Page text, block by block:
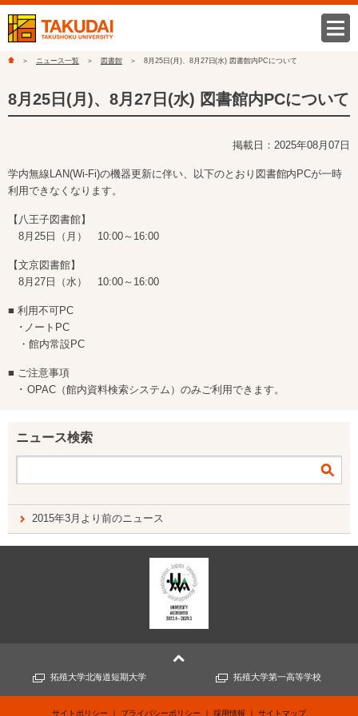
ニュース一覧 図書館 8月25日(月)、8月27日(水) 図書館内PCについて
8月25日(月)、8月27日(水) 図書館内PCについて
掲載日：2025年08月07日
学内無線LAN(Wi-Fi)の機器更新に伴い、以下のとおり図書館内PCが一時
利用できなくなります。
【八王子図書館】
8月25日（月） 10:00～16:00
【文京図書館】
8月27日（水） 10:00～16:00
■ 利用不可PC
･ノートPC
・館内常設PC
■ ご注意事項
･ OPAC（館内資料検索システム）のみご利用できます。
ニュース検索
2015年3月より前のニュース
拓殖大学北海道短期大学 拓殖大学第一高等学校
サイトポリシー プライバシーポリシー 採用情報 サイトマップ